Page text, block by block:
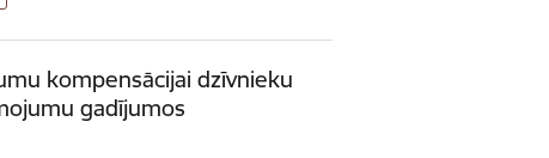
kompensācijai dzīvnieku
gadījumos